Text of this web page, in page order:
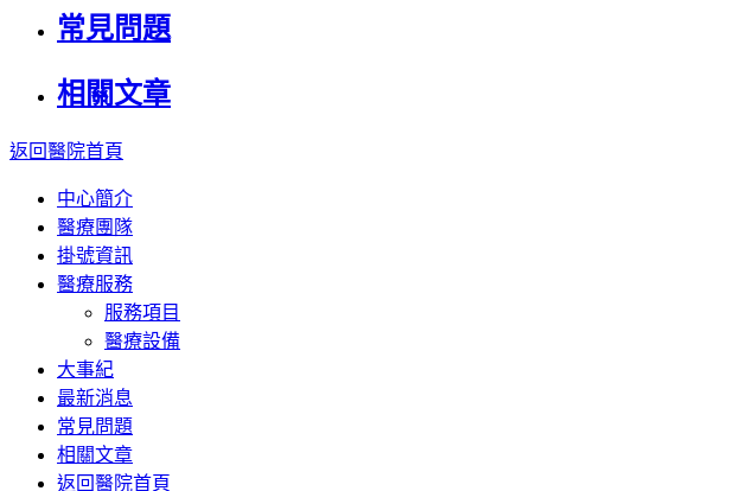
常見問題
相關文章
返回醫院首頁
中心簡介
醫療團隊
掛號資訊
醫療服務
服務項目
醫療設備
大事紀
最新消息
常見問題
相關文章
返回醫院首頁